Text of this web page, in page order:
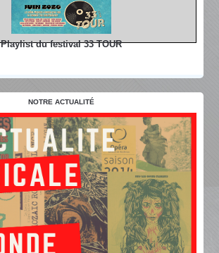
Playlist du festival 33 TOUR
NOTRE ACTUALITÉ